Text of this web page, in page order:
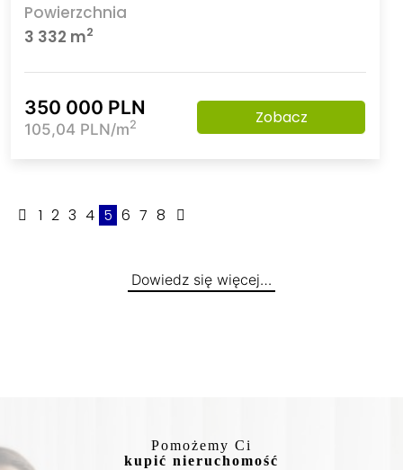
Powierzchnia
3 332 m2
350 000 PLN
105,04 PLN/m2 Zobacz
1 2 3 4 5 6 7 8
Dowiedz się więcej…
Pomożemy Ci
kupić nieruchomość